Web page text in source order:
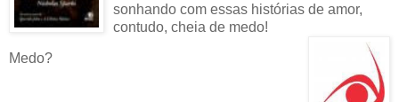
sonhando com essas histórias de amor,
contudo, cheia de medo!
Medo?